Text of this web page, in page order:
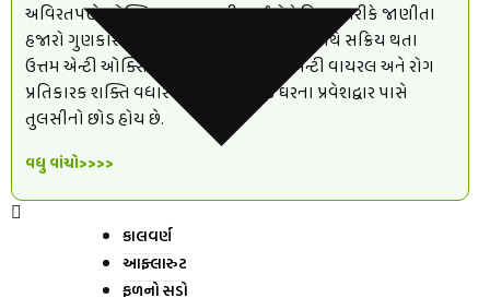
કાલવર્ણ
આફ્લારુટ
ફળનો સડો
અવિરતપણે ઓક્સિજન આપનારી, ફાઈટો કેમિકલ તરીકે જાણીતા
હજારો ગુણકારી તત્વો છે આ તમામ તત્વો એક સાથે સક્રિય થતા
ઉત્તમ એન્ટી ઓક્સિડ્ન્ટ, એન્ટી બેક્ટેરિયલ, એન્ટી વાયરલ અને રોગ
પ્રતિકારક શક્તિ વધારનાર હોવાથી દરેક ઘરના પ્રવેશદ્વાર પાસે
તુલસીનો છોડ હોય છે.
વધુ વાંચો>>>>